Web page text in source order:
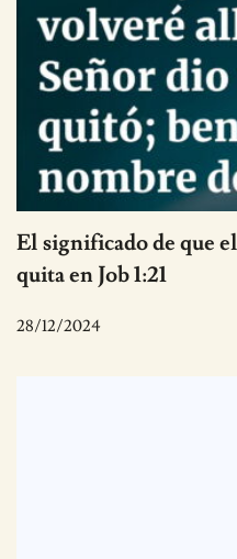
El significado de que
quita en Job 1:21
28/12/2024